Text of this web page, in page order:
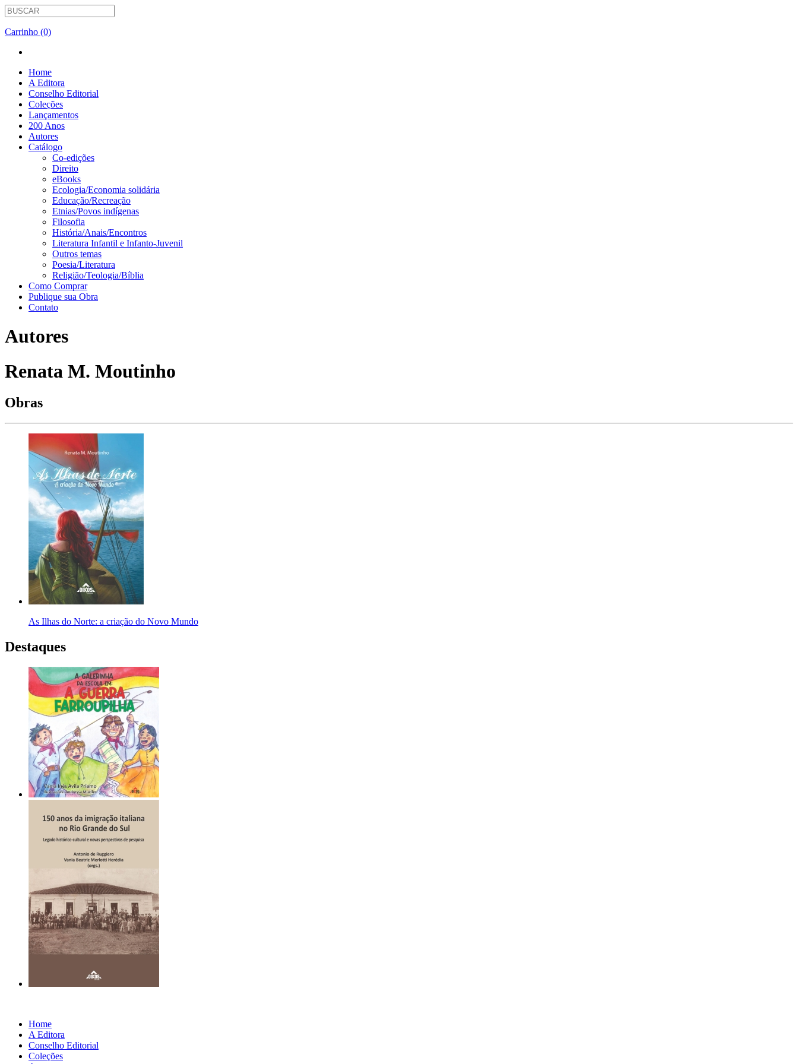
Carrinho (0)
Home
A Editora
Conselho Editorial
Coleções
Lançamentos
200 Anos
Autores
Catálogo
Co-edições
Direito
eBooks
Ecologia/Economia solidária
Educação/Recreação
Etnias/Povos indígenas
Filosofia
História/Anais/Encontros
Literatura Infantil e Infanto-Juvenil
Outros temas
Poesia/Literatura
Religião/Teologia/Bíblia
Como Comprar
Publique sua Obra
Contato
Autores
Renata M. Moutinho
Obras
As Ilhas do Norte: a criação do Novo Mundo
Destaques
Home
A Editora
Conselho Editorial
Coleções